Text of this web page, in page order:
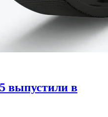
выпустили в